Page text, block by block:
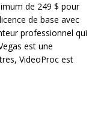
de 249 $ pour
de base avec
professionnel qui
est une
VideoProc est